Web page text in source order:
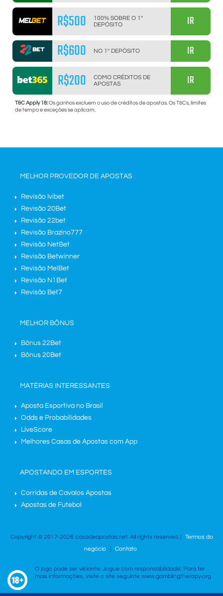
R$500
100% SOBRE O 1º
DEPÓSITO
IR
R$600 NO 1º DEPÓSITO IR
R$200
COMO CRÉDITOS DE
APOSTAS
IR
T&C Apply 18:Os ganhos excluem o uso de créditos de apostas. Os T&Cs, limites
de tempo e exceções se aplicam.
MELHOR PROVEDOR DE APOSTAS
Revisão Ivibet
Revisão 20Bet
Revisão 22bet
Revisão Brazino777
Revisão NetBet
Revisão Betwinner
Revisão MelBet
Revisão N1Bet
Revisão Bet7
MELHOR BÔNUS
Bônus 22Bet
Bônus 20Bet
MATÉRIAS INTERESSANTES
Aposta Esportiva no Brasil
Odds e Probabilidades
LiveScore
Melhores Casas de Apostas com App
APOSTANDO EM ESPORTES
Corridas de Cavalos Apostas
Apostas de Futebol
Copyright © 2017-2026 casadeapostas.net. All rights reserved. |
Termos do
negócio
Contato
O jogo pode ser viciante. Jogue com responsabilidade! Para ter
mais informações, visite o site seguinte www.gamblingtherapy.org